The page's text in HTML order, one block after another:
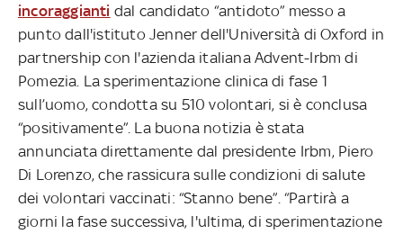
incoraggianti dal candidato “antidoto” messo a
punto dall'istituto Jenner dell'Università di Oxford in
partnership con l'azienda italiana Advent-Irbm di
Pomezia. La sperimentazione clinica di fase 1
sull’uomo, condotta su 510 volontari, si è conclusa
“positivamente”. La buona notizia è stata
annunciata direttamente dal presidente Irbm, Piero
Di Lorenzo, che rassicura sulle condizioni di salute
dei volontari vaccinati: “Stanno bene”. “Partirà a
giorni la fase successiva, l'ultima, di sperimentazione